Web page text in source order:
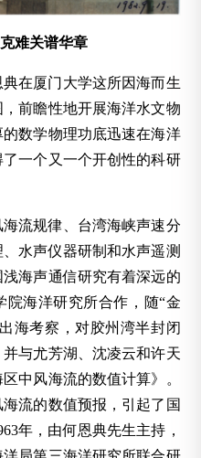
难关谱华章
在厦门大学这所因海而生
前瞻性地开展海洋水文物
数学物理功底迅速在海洋
一个又一个开创性的科研
流规律、台湾海峡声速分
水声仪器研制和水声遥测
海声通信研究有着深远的
院海洋研究所合作，随“金
海考察，对胶州湾半封闭
与尤芳湖、沈凌云和许天
中风海流的数值计算》。
流的数值预报，引起了国
年，由何恩典先生主持，